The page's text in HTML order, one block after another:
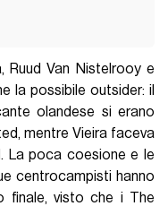
Ruud Van Nistelrooy e
la possibile outsider: il
olandese si erano
mentre Vieira faceva
La poca coesione e le
centrocampisti hanno
finale, visto che i The